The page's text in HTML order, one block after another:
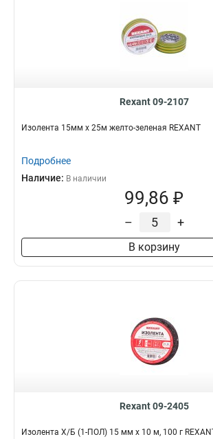
Rexant 09-2107
Изолента 15мм х 25м желто-зеленая REXANT
Подробнее
Наличие: В наличии
99,86 ₽
– +
В корзину
Rexant 09-2405
Изолента Х/Б (1-ПОЛ) 15 мм х 10 м, 100 г